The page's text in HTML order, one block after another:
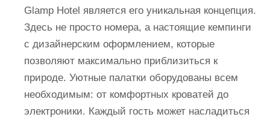
Glamp Hotel является его уникальная концепция.
Здесь не просто номера, а настоящие кемпинги
с дизайнерским оформлением, которые
позволяют максимально приблизиться к
природе. Уютные палатки оборудованы всем
необходимым: от комфортных кроватей до
электроники. Каждый гость может насладиться